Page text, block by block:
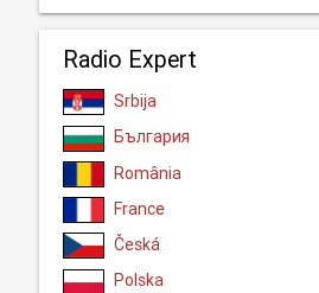
Radio Expert
Srbija
България
România
France
Česká
Polska